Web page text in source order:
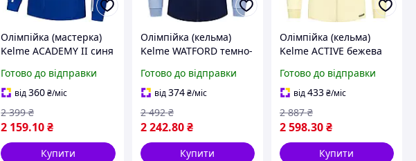
Олімпійка (мастерка)
Kelme ACADEMY II синя
Готово до відправки
від360₴/міс
2 159.10₴
2 399 ₴
Купити
Олімпійка (кельма)
Kelme WATFORD темно-
8361WT1064.9416
Готово до відправки
від374 ₴/міс
2 242.80 ₴
2 492 ₴
Купити
Олімпійка (кельма)
Kelme ACTIVE бежева
Готово до відправки
від433₴/міс
2 598.30₴
2 887 ₴
Купити